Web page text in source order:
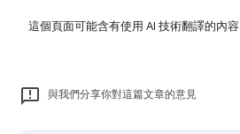
這個頁面可能含有使用 AI 技術翻譯的內容
與我們分享你對這篇文章的意見